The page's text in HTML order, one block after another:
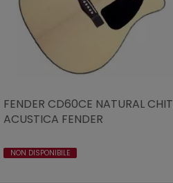
FENDER CD60CE NATURAL
ACUSTICA FENDER
NON DISPONIBILE